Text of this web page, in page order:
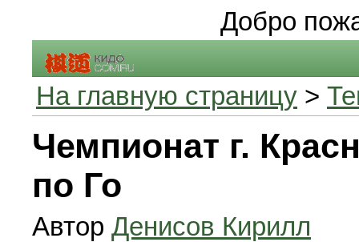
Добро
На главную страницу >
Чемпионат г.
по Го
Автор Денисов Кирилл